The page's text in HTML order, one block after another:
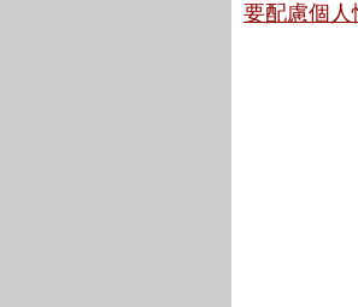
要配慮個人